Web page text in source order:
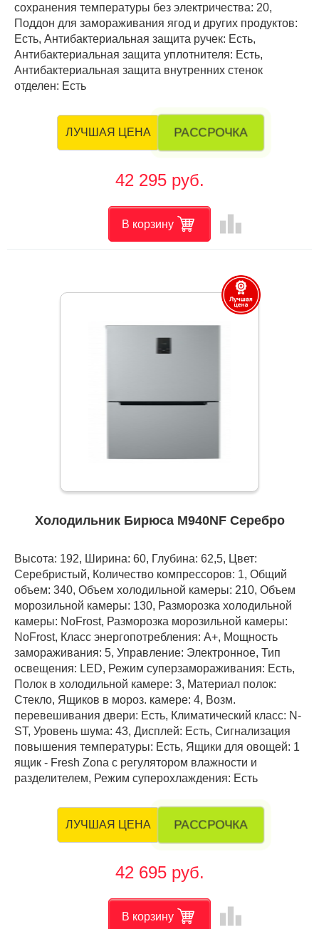
сохранения температуры без электричества: 20,
Поддон для замораживания ягод и других продуктов:
Есть, Антибактериальная защита ручек: Есть,
Антибактериальная защита уплотнителя: Есть,
Антибактериальная защита внутренних стенок
отделен: Есть
ЛУЧШАЯ ЦЕНА РАССРОЧКА
42 295 руб.
В корзину leaderboard
Холодильник Бирюса M940NF Серебро
Высота: 192, Ширина: 60, Глубина: 62,5, Цвет:
Серебристый, Количество компрессоров: 1, Общий
объем: 340, Объем холодильной камеры: 210, Объем
морозильной камеры: 130, Разморозка холодильной
камеры: NoFrost, Разморозка морозильной камеры:
NoFrost, Класс энергопотребления: А+, Мощность
замораживания: 5, Управление: Электронное, Тип
освещения: LED, Режим суперзамораживания: Есть,
Полок в холодильной камере: 3, Материал полок:
Стекло, Ящиков в мороз. камере: 4, Возм.
перевешивания двери: Есть, Климатический класс: N-
ST, Уровень шума: 43, Дисплей: Есть, Сигнализация
повышения температуры: Есть, Ящики для овощей: 1
ящик - Fresh Zona с регулятором влажности и
разделителем, Режим суперохлаждения: Есть
ЛУЧШАЯ ЦЕНА РАССРОЧКА
42 695 руб.
В корзину leaderboard